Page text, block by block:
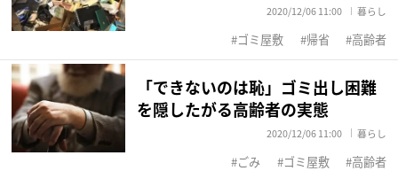
2020/12/06 11:00 暮らし
ゴミ屋敷 帰省 高齢者
「できないのは恥」ゴミ出し困難
を隠したがる高齢者の実態
2020/12/06 11:00 暮らし
ごみ ゴミ屋敷 高齢者